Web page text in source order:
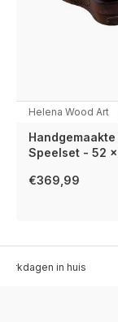
Helena Wood Art
Speelset - 52
€369,99
in huis